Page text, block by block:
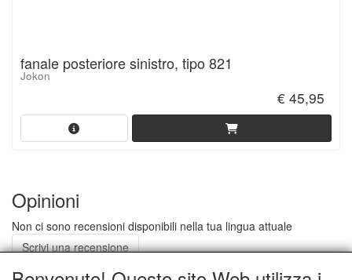
fanale posteriore sinistro, tipo 821
Jokon
€ 45,95
Opinioni
Non ci sono recensioni disponibili nella tua lingua attuale
Scrivi una recensione